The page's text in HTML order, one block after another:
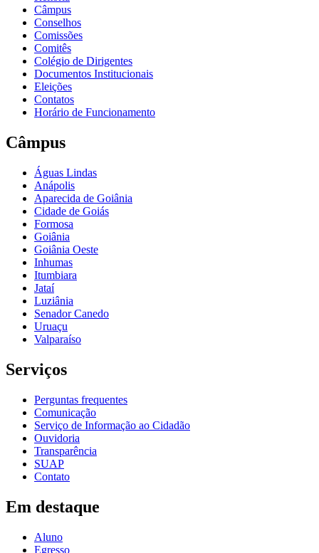
Câmpus
Conselhos
Comissões
Comitês
Colégio de Dirigentes
Documentos Institucionais
Eleições
Contatos
Horário de Funcionamento
Câmpus
Águas Lindas
Anápolis
Aparecida de Goiânia
Cidade de Goiás
Formosa
Goiânia
Goiânia Oeste
Inhumas
Itumbiara
Jataí
Luziânia
Senador Canedo
Uruaçu
Valparaíso
Serviços
Perguntas frequentes
Comunicação
Serviço de Informação ao Cidadão
Ouvidoria
Transparência
SUAP
Contato
Em destaque
Aluno
Egresso